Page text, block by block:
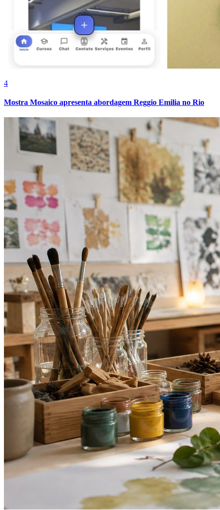
Internacional
Atlético-MG
4
Mostra Mosaico apresenta abordagem Reggio Emilia no Rio